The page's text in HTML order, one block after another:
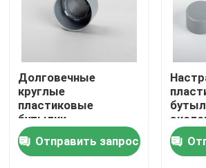
Пластиковая бутылка таблетки
Пластиковая бутылка соуса
Бутылка тензида прачечной
Пестициды упаковывая бутылки
Долговечные
круглые
пластиковые
бутылки
Отправить запрос
чистые